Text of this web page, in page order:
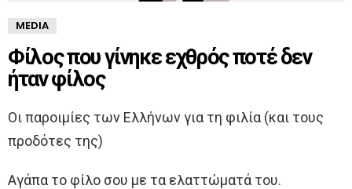
MEDIA
Φίλος που γίνηκε εχθρός ποτέ δεν
ήταν φίλος
Oι παροιμίες των Ελλήνων για τη φιλία (και τους
προδότες της)
Αγάπα το φίλο σου με τα ελαττώματά του.